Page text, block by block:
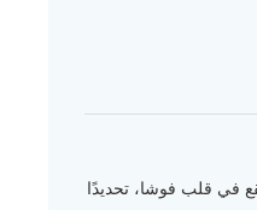
في قلب فوشا، تحديدًا